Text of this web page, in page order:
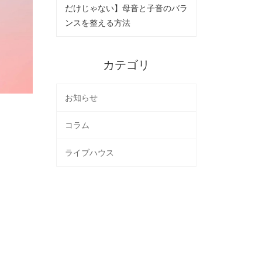
だけじゃない】母音と子音のバラ
ンスを整える方法
カテゴリ
お知らせ
コラム
ライブハウス